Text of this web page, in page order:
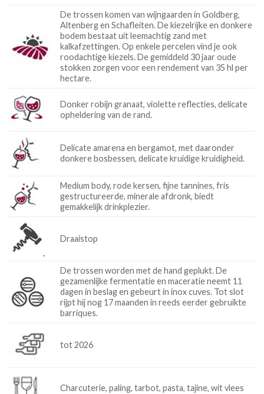
De trossen komen van wijngaarden in Goldberg,
Altenberg en Schafleiten. De kiezelrijke en donkere
bodem bestaat uit leemachtig zand met
kalkafzettingen. Op enkele percelen vind je ook
roodachtige kiezels. De gemiddeld 30 jaar oude
stokken zorgen voor een rendement van 35 hl per
hectare.
Donker robijn granaat, violette reflecties, delicate
opheldering van de rand.
Delicate amarena en bergamot, met daaronder
donkere bosbessen, delicate kruidige kruidigheid.
Medium body, rode kersen, fijne tannines, fris
gestructureerde, minerale afdronk, biedt
gemakkelijk drinkplezier.
Draaistop
De trossen worden met de hand geplukt. De
gezamenlijke fermentatie en maceratie neemt 11
dagen in beslag en gebeurt in inox cuves. Tot slot
rijpt hij nog 17 maanden in reeds eerder gebruikte
barriques.
tot 2026
Charcuterie, paling, tarbot, pasta, tajine, wit vlees